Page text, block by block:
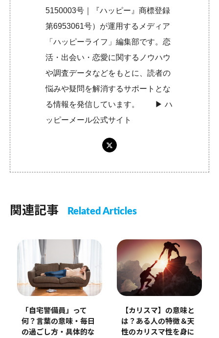
5150003号｜『ハッピー』商標登録
第6953061号）が運用するメディア
「ハッピーライフ」編集部です。恋
活・出会い・恋愛に関するノウハウ
や調査データなどをもとに、読者の
悩みや疑問を解消するサポートとな
る情報を発信しています。 ▶︎ハ
ッピーメール公式サイト
関連記事 Related Articles
「自宅警備員」って
何？言葉の意味・毎日
の過ごし方・具体的な
【カリスマ】の意味と
は？ある人の特徴＆天
性のカリスマ性を身に